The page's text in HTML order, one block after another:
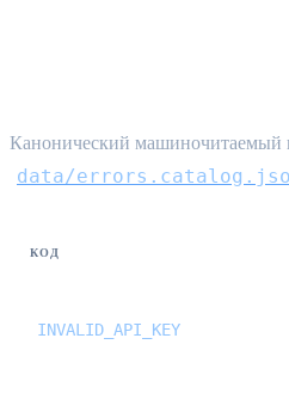
Канонический машиночитаемый
data/
КОД
INVALID_API_KEY